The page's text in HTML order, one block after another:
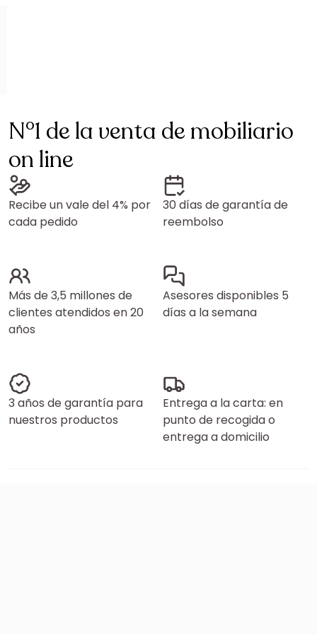
N°1 de la venta de mobiliario
on line
Recibe un vale del 4% por
cada pedido
30 días de garantía de
reembolso
Más de 3,5 millones de
clientes atendidos en 20
años
Asesores disponibles 5
días a la semana
3 años de garantía para
nuestros productos
Entrega a la carta: en
punto de recogida o
entrega a domicilio